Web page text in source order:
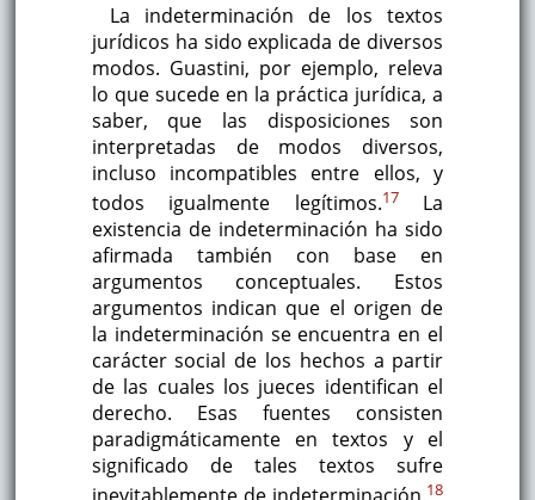
La indeterminación de los textos
jurídicos ha sido explicada de diversos
modos. Guastini, por ejemplo, releva
lo que sucede en la práctica jurídica, a
saber, que las disposiciones son
interpretadas de modos diversos,
incluso incompatibles entre ellos, y
todos igualmente legítimos.17La
existencia de indeterminación ha sido
afirmada también con base en
argumentos conceptuales. Estos
argumentos indican que el origen de
la indeterminación se encuentra en el
carácter social de los hechos a partir
de las cuales los jueces identifican el
derecho. Esas fuentes consisten
paradigmáticamente en textos y el
significado de tales textos sufre
18